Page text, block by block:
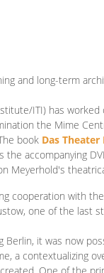
and long-term
ITI) has worked
the Mime
book Das
accompanying
Meyerhold's
cooperation with
one of the last
it was now
a contextualizing